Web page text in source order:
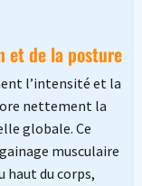
et de la posture
l’intensité et la
nettement la
globale. Ce
musculaire
haut du corps,